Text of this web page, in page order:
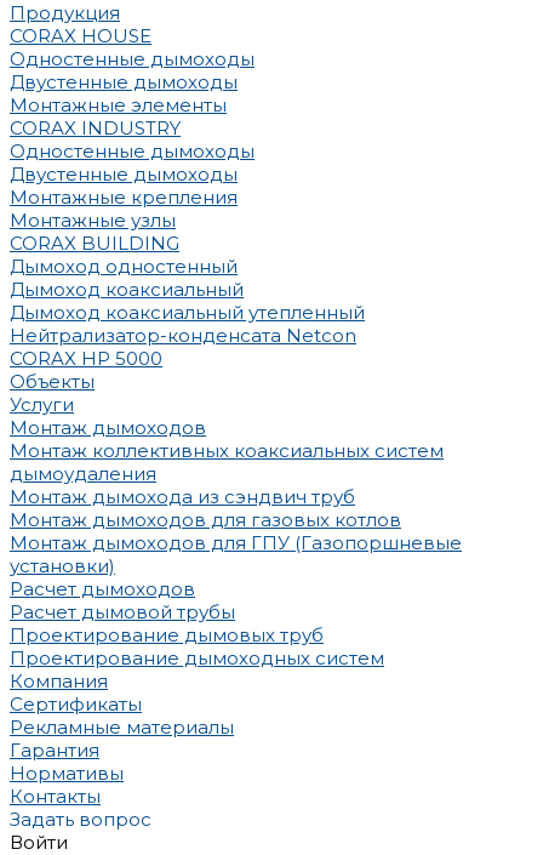
Продукция
CORAX HOUSE
Одностенные дымоходы
Двустенные дымоходы
Монтажные элементы
CORAX INDUSTRY
Одностенные дымоходы
Двустенные дымоходы
Монтажные крепления
Монтажные узлы
CORAX BUILDING
Дымоход одностенный
Дымоход коаксиальный
Дымоход коаксиальный утепленный
Нейтрализатор-конденсата Netcon
CORAX HP 5000
Объекты
Услуги
Монтаж дымоходов
Монтаж коллективных коаксиальных систем
дымоудаления
Монтаж дымохода из сэндвич труб
Монтаж дымоходов для газовых котлов
Монтаж дымоходов для ГПУ (Газопоршневые
установки)
Расчет дымоходов
Расчет дымовой трубы
Проектирование дымовых труб
Проектирование дымоходных систем
Компания
Сертификаты
Рекламные материалы
Гарантия
Нормативы
Контакты
Задать вопрос
Войти